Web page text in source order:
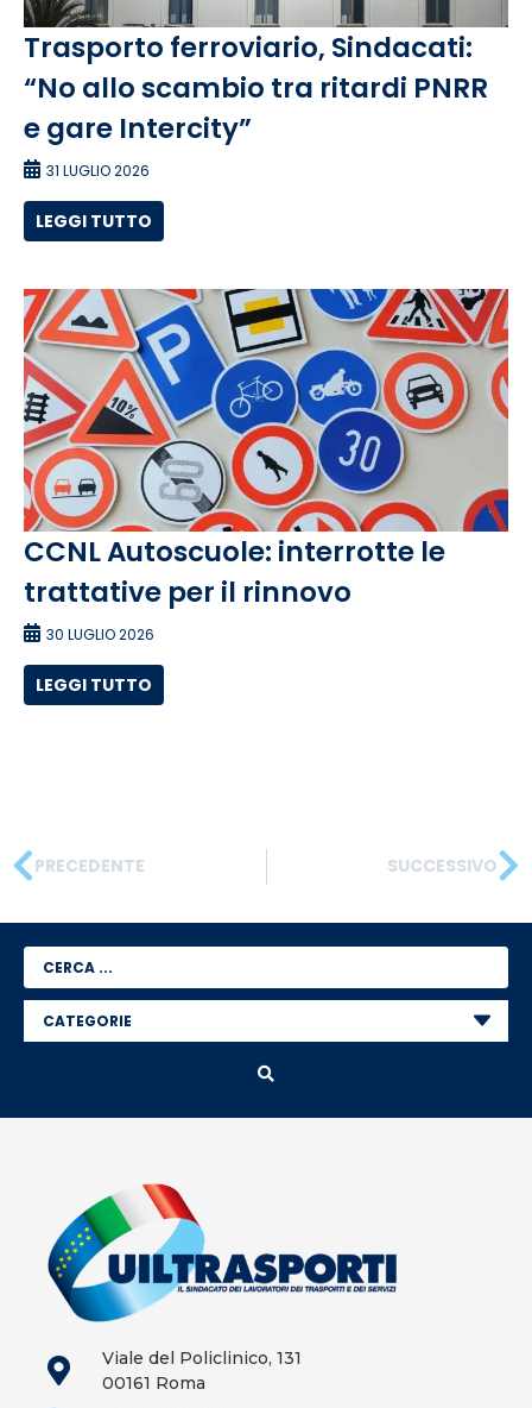
Trasporto ferroviario, Sindacati:
“No allo scambio tra ritardi PNRR
e gare Intercity”
31 LUGLIO 2026
LEGGI TUTTO
CCNL Autoscuole: interrotte le
trattative per il rinnovo
30 LUGLIO 2026
LEGGI TUTTO
PRECEDENTE SUCCESSIVO
Viale del Policlinico, 131
00161 Roma